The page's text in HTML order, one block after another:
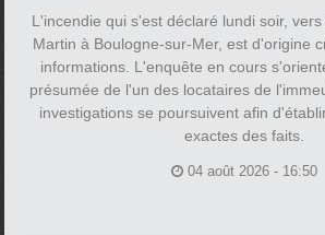
L'incendie qui s'est déclaré lundi soir,
Martin à Boulogne-sur-Mer, est d'origine
informations. L'enquête en cours
présumée de l'un des locataires de
investigations se poursuivent afin
exactes des faits.
04 août 2026 - 16:50